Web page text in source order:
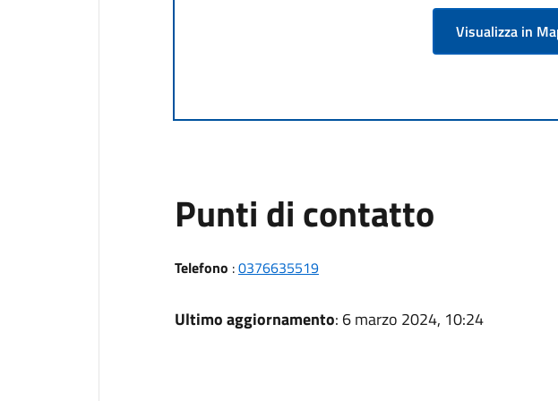
Visualizza in
Punti di contatto
Telefono :0376635519
Ultimo aggiornamento: 6 marzo 2024, 10:24